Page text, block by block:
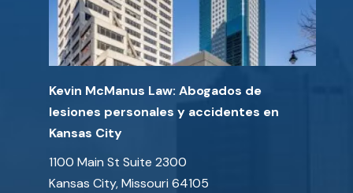
Kevin McManus Law: Abogados de
lesiones personales y accidentes en
Kansas City
1100 Main St Suite 2300
Kansas City, Missouri 64105